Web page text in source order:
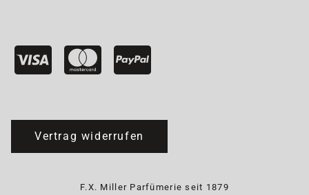
Vertrag widerrufen
F.X. Miller Parfümerie seit 1879